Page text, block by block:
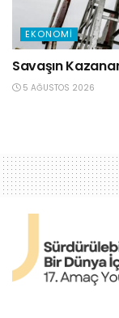
EKONOMI
Savaşın
5 AĞUSTOS 2026